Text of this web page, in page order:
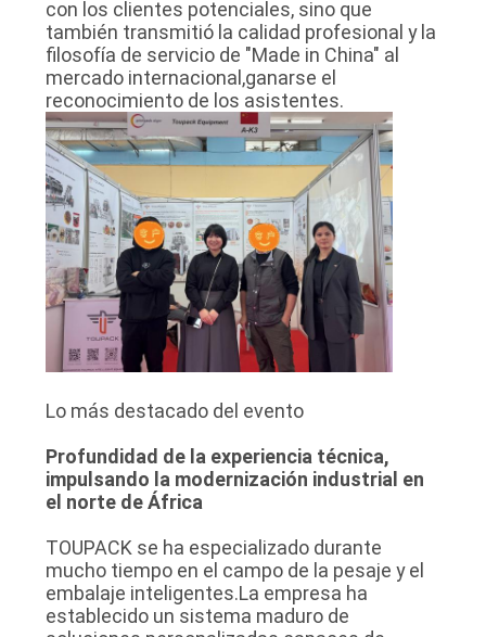
con los clientes potenciales, sino que
también transmitió la calidad profesional y la
filosofía de servicio de "Made in China" al
mercado internacional,ganarse el
reconocimiento de los asistentes.
Lo más destacado del evento
Profundidad de la experiencia técnica,
impulsando la modernización industrial en
el norte de África
TOUPACK se ha especializado durante
mucho tiempo en el campo de la pesaje y el
embalaje inteligentes.La empresa ha
establecido un sistema maduro de